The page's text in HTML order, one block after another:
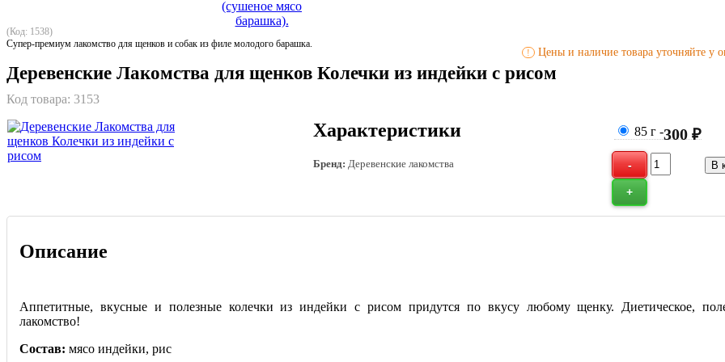
(Код: 1538)
Супер-премиум лакомство для щенков и собак из филе молодого барашка.
! Цены и наличие товара уточняйте у
Деревенские Лакомства для щенков Колечки из индейки с рисом
Код товара: 3153
Характеристики
Бренд: Деревенские лакомства
85 г -300 ₽
Описание
Аппетитные, вкусные и полезные колечки из индейки с рисом придутся по вкусу любому щенку. Диетическое,
лакомство!
Состав: мясо индейки, рис